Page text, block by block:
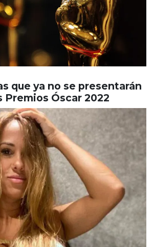
que ya no se presentarán
Premios Óscar 2022